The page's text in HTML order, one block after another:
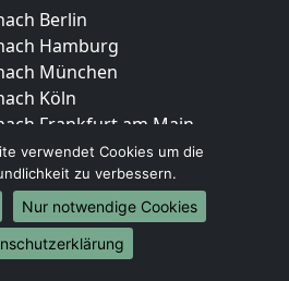
Berlin
Hamburg
München
Köln
Frankfurt am Main
Stuttgart
Düsseldorf
Leipzig
Dortmund
Essen
verwendet Cookies um die
zu verbessern.
Nur notwendige Cookies